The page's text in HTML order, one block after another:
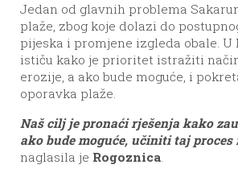
Jedan od glavnih problema
plaže, zbog koje dolazi do
pijeska i promjene izgleda obale. U
ističu kako je prioritet istražiti
erozije, a ako bude moguće, i
oporavka plaže.
Naš cilj je pronaći rješenja kako
ako bude moguće, učiniti taj
naglasila je Rogoznica.